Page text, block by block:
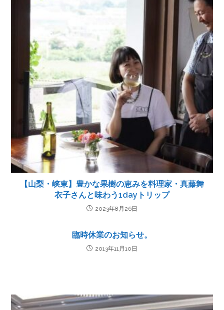
【山梨・峡東】豊かな果樹の恵みを料理家・真藤舞
衣子さんと味わう1dayトリップ
2023年8月26日
臨時休業のお知らせ。
2013年11月10日